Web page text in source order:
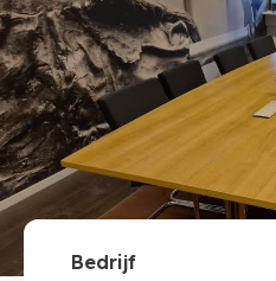
Bedrijf